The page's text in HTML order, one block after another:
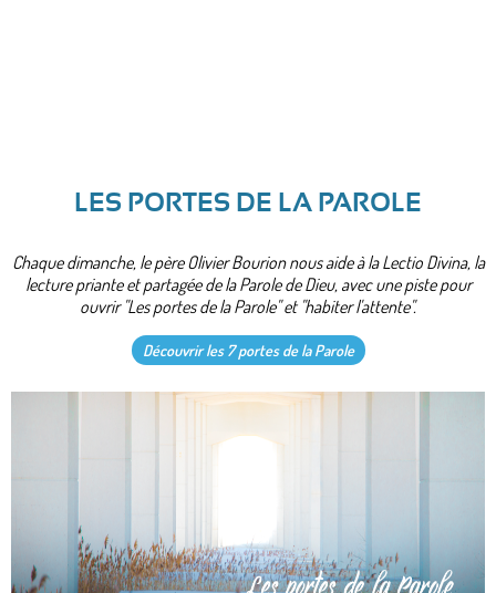
LES PORTES DE LA PAROLE
Chaque dimanche, le père Olivier Bourion nous aide à la Lectio Divina, la
lecture priante et partagée de la Parole de Dieu, avec une piste pour
ouvrir "Les portes de la Parole" et "habiter l'attente".
Découvrir les 7 portes de la Parole